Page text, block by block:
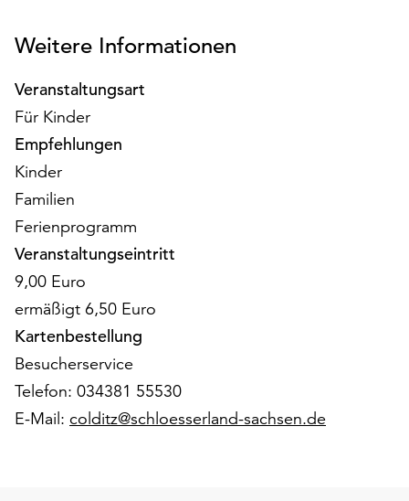
Dafür
Ihnen
am
der
Seite
die
Schaltfläche
„Cookie-
Einstellungen“
zur
Verfügung.
Funktionale
Cookies
werden
auch
Ihr
Weitere Informationen
Veranstaltungsart
Für Kinder
Empfehlungen
Kinder
Familien
Ferienprogramm
Veranstaltungseintritt
9,00 Euro
ermäßigt 6,50 Euro
Kartenbestellung
Besucherservice
Telefon: 034381 55530
E-Mail: colditz@schloesserland-sachsen.de